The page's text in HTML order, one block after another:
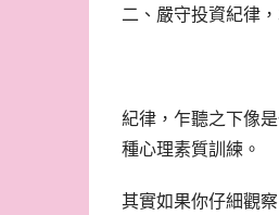
二、嚴守投資紀律
紀律，乍聽之下像
種心理素質訓練。
其實如果你仔細觀